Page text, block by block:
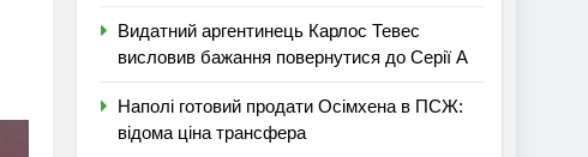
Видатний аргентинець Карлос Тевес
висловив бажання повернутися до Серії А
Наполі готовий продати Осімхена в ПСЖ:
відома ціна трансфера